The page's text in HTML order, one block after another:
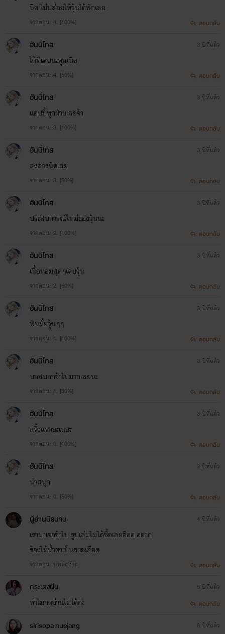
ยังไงกัน
“พิมอยากให้พี่กลั้นใจตายใช่ไหม”
เขาถามเสียงเครียด เห็นอีกฝ่ายส่าย
หน้าจึงพูดต่อ “ถ้าอย่างนั้นก็ลืมตา
มองมันซะ”
เพราะความสะเพร่าไม่ดูตาม้าตาเรือ
ของตนเอง
ดาราหนุ่มเจ้าสำอางที่เธอตราหน้าว่า
เขาหุ่นผอมแห้งเป็นไม้เสียบลูกชิ้น
แถมยังพ่วงด้วยแฟนคลับของเขาอีก
สองหน่อ
สงครามประสาทสุดแสบสันจึงเริ่มขึ้น
“หุ่นของฉัน...” เสียงหวานของอินทิรา
ดังขึ้น เท้าเรียวสวยก้าวเดินลงสระมา
ช้าๆ ตามขั้นบันได
ไหนเหรอคะ” หญิงสาวเดินตรงไปยัง
คนที่พูดไม่ดูตาม้าตาเรือ ริมฝีปากเล็ก
ยกเป็นรอยยิ้มหวานจับจิตตอนที่หยุด
อยู่ตรงหน้าร่างสูงโปร่งเต็มไปด้วยมัด
กล้ามของอีกฝ่าย
ดูใหม่หน่อยสิคะ”
'ภูษิดา'นามปากกาอีโรติกร้อนแรง
แค่อยากหาประสบหารณ์ทางเพศกับ
นิค ไม่ปล่อยให้วุ้นได้พักเลย
จากตอน: 4. [100%] ตอบกลับ
ฮันนี่โทส
ได้ทีเลยนะคุณนิค
จากตอน: 4. [50%]
3 ปีที่แล้ว
ตอบกลับ
ฮันนี่โทส
แฮปปี้ทุกฝ่ายเลยจ้า
จากตอน: 3. [100%]
3 ปีที่แล้ว
ตอบกลับ
ฮันนี่โทส
สงสารนิคเลย
จากตอน: 3. [50%]
3 ปีที่แล้ว
ตอบกลับ
ฮันนี่โทส
ประสบการณ์ใหม่ของวุ้นนะ
จากตอน: 2. [100%]
3 ปีที่แล้ว
ตอบกลับ
ฮันนี่โทส
เนื้อหอมสุดๆเลยวุ้น
จากตอน: 2. [50%]
3 ปีที่แล้ว
ตอบกลับ
ฮันนี่โทส
ฟินมั้ยวุ้นๆๆ
จากตอน: 1. [100%]
3 ปีที่แล้ว
ตอบกลับ
ฮันนี่โทส
บอสบอกช้าไปมากเลยนะ
จากตอน: 1. [50%]
3 ปีที่แล้ว
ตอบกลับ
ฮันนี่โทส
ครั้งแรกอะเนอะ
จากตอน: 0. [100%]
3 ปีที่แล้ว
ตอบกลับ
ฮันนี่โทส
น่าสนุก
จากตอน: 0. [50%]
3 ปีที่แล้ว
ตอบกลับ
ผู้อ่านนิรนาม
เรามาเจอช้าไป รูปเล่มไม่ได้ซื้อเลยฮืออ อยาก
ร้องให้น้ำตาเป็นสายเลือด
จากตอน: บทส่งท้าย
4 ปีที่แล้ว
ตอบกลับ
กระเตงฝัน
ทำไมกดอ่านไม่ได้ค่ะ
5 ปีที่แล้ว
ตอบกลับ
sirisopa nuejang 8 ปีที่แล้ว